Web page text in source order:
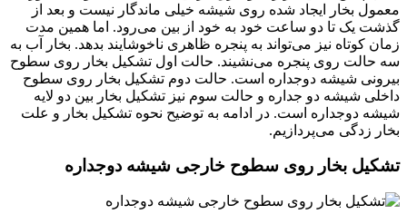
معمول بخار ایجاد شده روی شیشه خیلی ماندگار نیست و بعد از
گذشت یک تا دو ساعت خود به خود از بین می‌رود. اما همین مدت
زمان کوتاه نیز می‌تواند به پنجره ظاهری ناخوشایند بدهد. بخار آب به
سه حالت روی پنجره می‌نشیند. حالت اول تشکیل بخار روی سطوح
بیرونی شیشه دوجداره است. حالت دوم تشکیل بخار روی سطوح
داخلی شیشه دو جداره و حالت سوم نیز تشکیل بخار بین دو لایه
شیشه دوجداره است. در ادامه به توضیح نحوه تشکیل بخار و علت
بخار زدگی می‌پردازیم.
تشکیل بخار روی سطوح خارجی شیشه دوجداره